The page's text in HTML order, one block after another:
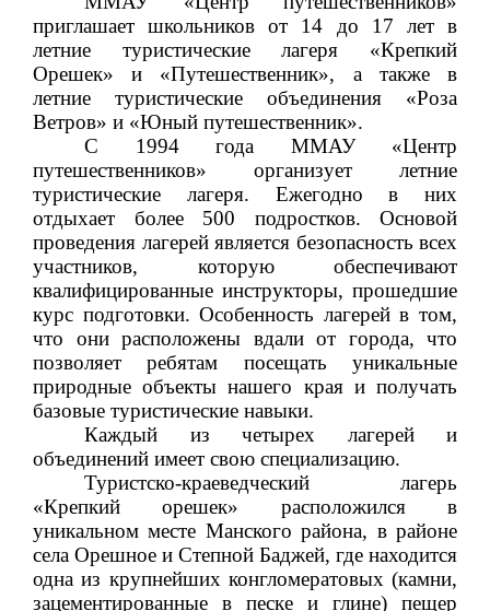
приглашает школьников от 14 до 17 лет в
летние туристические лагеря «Крепкий
Орешек» и «Путешественник», а также в
летние туристические объединения «Роза
Ветров» и «Юный путешественник».
С 1994 года ММАУ «Центр
путешественников» организует летние
туристические лагеря. Ежегодно в них
отдыхает более 500 подростков. Основой
проведения лагерей является безопасность всех
участников, которую обеспечивают
квалифицированные инструкторы, прошедшие
курс подготовки. Особенность лагерей в том,
что они расположены вдали от города, что
позволяет ребятам посещать уникальные
природные объекты нашего края и получать
базовые туристические навыки.
Каждый из четырех лагерей и
объединений имеет свою специализацию.
Туристско-краеведческий лагерь
«Крепкий орешек» расположился в
уникальном месте Манского района, в районе
села Орешное и Степной Баджей, где находится
одна из крупнейших конгломератовых (камни,
зацементированные в песке и глине) пещер